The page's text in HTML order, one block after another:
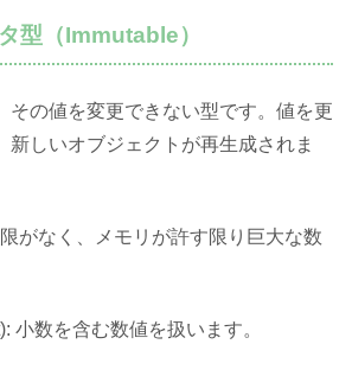
型（Immutable）
その値を変更できない型です。値を更
新しいオブジェクトが再生成されま
がなく、メモリが許す限り巨大な数
小数を含む数値を扱います。